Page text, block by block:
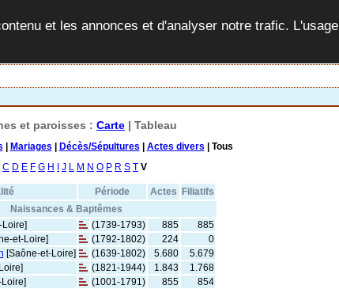
et les annonces et d'analyser notre trafic. L'usage
et paroisses : Carte | Tableau
Mariages Décès/Sépultures Actes divers | Tous
C D E F G H J L M N O P R S T V
Période Actes
Filiatifs
Naissances & Baptêmes
(1739-1793) 885
885
et-Loire] (1792-1802) 224
0
[Saône-et-Loire] (1639-1802) 5.680
5.679
(1821-1944) 1.843
1.768
(1001-1791) 855
854